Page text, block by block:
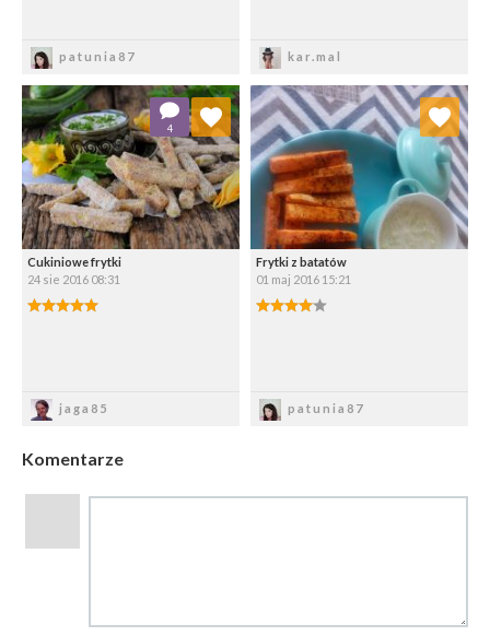
patunia87 kar.mal
Cukiniowe frytki
24 sie 2016 08:31
jaga85
4
Dodaj do ulubionych
Wybierz listę:
Frytki z batatów
01 maj 2016 15:21
patunia87
Dodaj do ulubionych
Wybierz listę:
Komentarze